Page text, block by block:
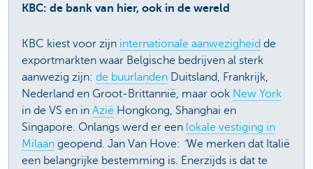
KBC: de bank van hier, ook in de wereld
KBC kiest voor zijn internationale aanwezigheid de
exportmarkten waar Belgische bedrijven al sterk
aanwezig zijn: de buurlanden Duitsland, Frankrijk,
Nederland en Groot-Brittannië, maar ook New York
in de VS en in Azië Hongkong, Shanghai en
Singapore. Onlangs werd er een lokale vestiging in
Milaan geopend. Jan Van Hove: “We merken dat Italië
een belangrijke bestemming is. Enerzijds is dat te